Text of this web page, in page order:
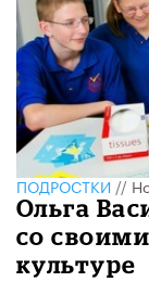
ПОДРОСТКИ//
Ольга
со
культуре